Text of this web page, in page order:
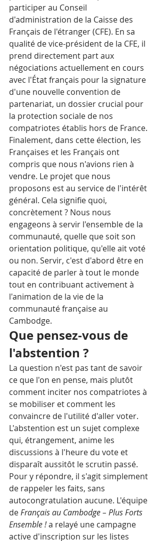
participer au Conseil
d'administration de la Caisse des
Français de l'étranger (CFE). En sa
qualité de vice-président de la CFE, il
prend directement part aux
négociations actuellement en cours
avec l'État français pour la signature
d'une nouvelle convention de
partenariat, un dossier crucial pour
la protection sociale de nos
compatriotes établis hors de France.
Finalement, dans cette élection, les
Françaises et les Français ont
compris que nous n'avions rien à
vendre. Le projet que nous
proposons est au service de l'intérêt
général. Cela signifie quoi,
concrètement ? Nous nous
engageons à servir l'ensemble de la
communauté, quelle que soit son
orientation politique, qu'elle ait voté
ou non. Servir, c'est d'abord être en
capacité de parler à tout le monde
tout en contribuant activement à
l'animation de la vie de la
communauté française au
Cambodge.
Que pensez-vous de
l'abstention ?
La question n'est pas tant de savoir
ce que l'on en pense, mais plutôt
comment inciter nos compatriotes à
se mobiliser et comment les
convaincre de l'utilité d'aller voter.
L'abstention est un sujet complexe
qui, étrangement, anime les
discussions à l'heure du vote et
disparaît aussitôt le scrutin passé.
Pour y répondre, il s'agit simplement
de rappeler les faits, sans
autocongratulation aucune. L'équipe
de Français au Cambodge – Plus Forts
Ensemble ! a relayé une campagne
active d'inscription sur les listes